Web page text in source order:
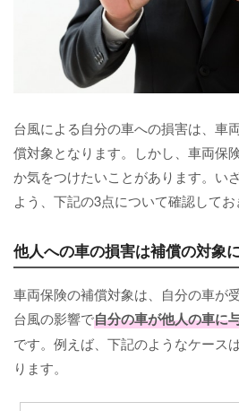
台風による自分の車への損害は、車
償対象となります。しかし、車両保
か気をつけたいことがあります。い
よう、下記の3点について確認してお
他人への車の損害は補償の対象
車両保険の補償対象は、自分の車が
台風の影響で自分の車が他人の車に
です。例えば、下記のようなケース
ります。